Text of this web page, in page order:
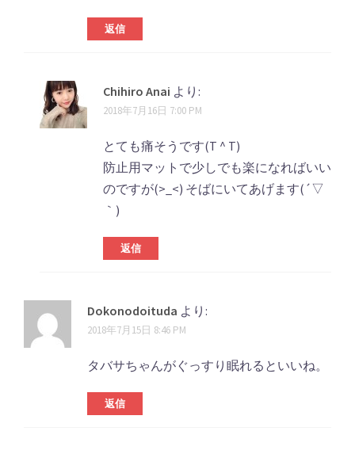
返信
Chihiro Anai より:
2018年7月16日 7:00 PM
とても痛そうです(T ^ T)
防止用マットで少しでも楽になればいい
のですが(>_<) そばにいてあげます(´▽
｀)
返信
Dokonodoituda より:
2018年7月15日 8:46 PM
タバサちゃんがぐっすり眠れるといいね。
返信